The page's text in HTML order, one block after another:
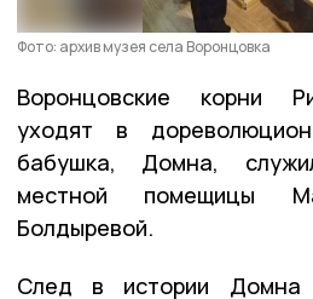
Фото: архив музея села Воронцовка
Воронцовские корни
уходят в
бабушка, Домна,
местной помещицы
Болдыревой.
След в истории Домна